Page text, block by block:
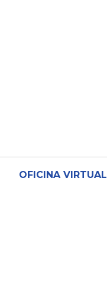
OFICINA VIRTUAL